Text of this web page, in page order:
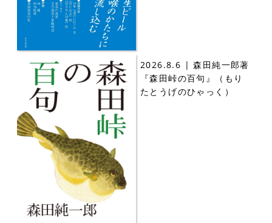
2026.8.6 | 森田純一郎著
『森田峠の百句』（もり
たとうげのひゃっく）